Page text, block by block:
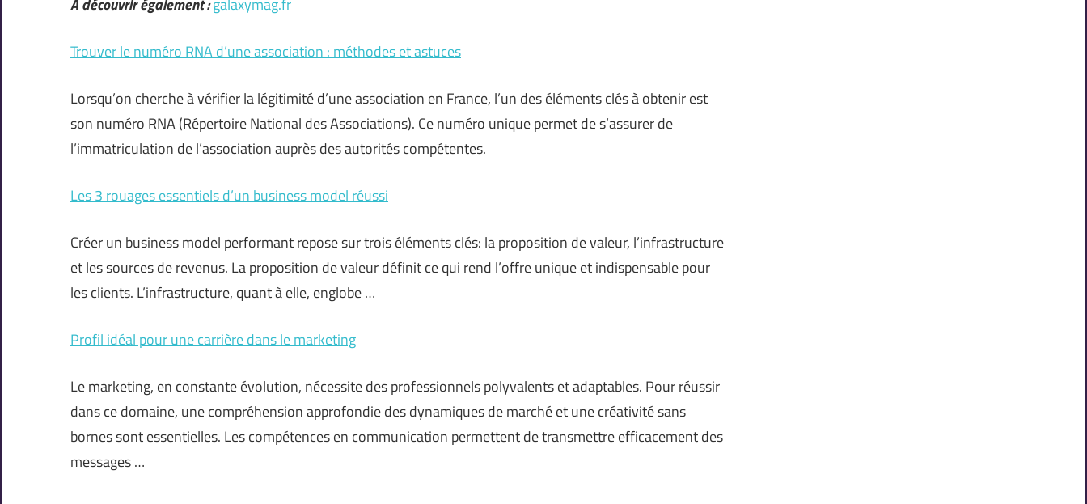
A découvrir également :galaxymag.fr
Trouver le numéro RNA d’une association : méthodes et astuces
Lorsqu’on cherche à vérifier la légitimité d’une association en France, l’un des éléments clés à obtenir est
son numéro RNA (Répertoire National des Associations). Ce numéro unique permet de s’assurer de
l’immatriculation de l’association auprès des autorités compétentes.
Les 3 rouages essentiels d’un business model réussi
Créer un business model performant repose sur trois éléments clés: la proposition de valeur, l’infrastructure
et les sources de revenus. La proposition de valeur définit ce qui rend l’offre unique et indispensable pour
les clients. L’infrastructure, quant à elle, englobe …
Profil idéal pour une carrière dans le marketing
Le marketing, en constante évolution, nécessite des professionnels polyvalents et adaptables. Pour réussir
dans ce domaine, une compréhension approfondie des dynamiques de marché et une créativité sans
bornes sont essentielles. Les compétences en communication permettent de transmettre efficacement des
messages …